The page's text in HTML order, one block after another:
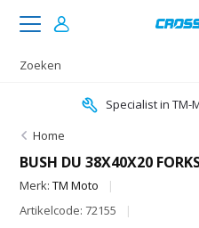
Specialist in
Home
BUSH DU 38X40X20
Merk:TM Moto
Artikelcode: 72155